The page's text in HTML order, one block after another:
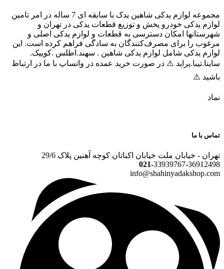
مجموعه لوازم یدکی شاهین یدک با سابقه ای 7 ساله در امر تامین
لوازم یدکی خودرو پخش و توزیع قطعات یدکی در تهران و
شهرستانها امکان دسترسی به قطعات و لوازم یدکی اصلی و
مرغوب را برای مصرف‌کنندگان به سادگی فراهم کرده است. این
لوازم یدکی شامل لوازم یدکی شاهین . سهند.اطلس .کوییک.
ساینا.تیبا.پراید ⚠️ در صورت خرید عمده در واتساپ با ما در ارتباط
باشید ⚠️
نماد
تماس با ما
تهران - خیابان ملت خیابان اکباتان کوچه آهنین پلاک 29/6
021-33939767-36912498
info@shahinyadakshop.com